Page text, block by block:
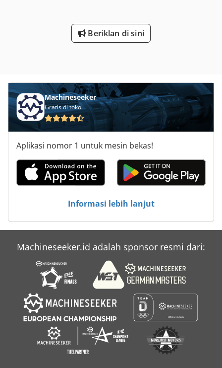
Beriklan di sini
Machineseeker
Gratis di toko
Aplikasi nomor 1 untuk mesin bekas!
Informasi lebih lanjut
Machineseeker.id adalah sponsor resmi dari: